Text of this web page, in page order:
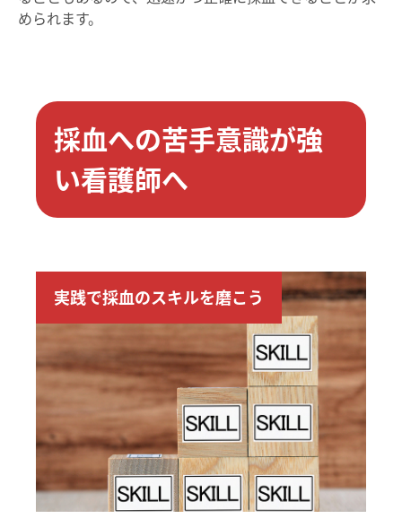
められます。
採血への苦手意識が強
い看護師へ
実践で採血のスキルを磨こう